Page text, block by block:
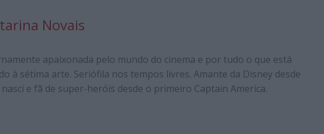
Novais
apaixonada pelo mundo do cinema e por tudo o que está
à sétima arte. Seriófila nos tempos livres. Amante da Disney desde
nasci e fã de super-heróis desde o primeiro Captain America.